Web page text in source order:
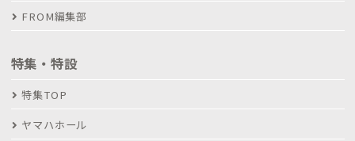
FROM編集部
特集・特設
特集TOP
ヤマハホール